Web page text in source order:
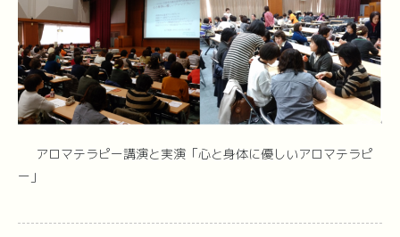
アロマテラピー講演と実演「心と身体に優しいアロマテラピ
ー」